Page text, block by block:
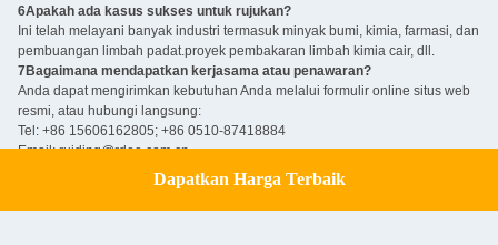
6Apakah ada kasus sukses untuk rujukan?
Ini telah melayani banyak industri termasuk minyak bumi, kimia, farmasi, dan
pembuangan limbah padat.proyek pembakaran limbah kimia cair, dll.
7Bagaimana mendapatkan kerjasama atau penawaran?
Anda dapat mengirimkan kebutuhan Anda melalui formulir online situs web
resmi, atau hubungi langsung:
Tel: +86 15606162805; +86 0510-87418884
Email: ruiding@rdee.com.cn
Alamat: Zona Konsentrasi Industri Xinzhuang, Kota Yixing, Provinsi Jiangsu,
8Apakah ada kerjasama bisnis internasional?
Dapatkan Harga TerbaikGet a Quote